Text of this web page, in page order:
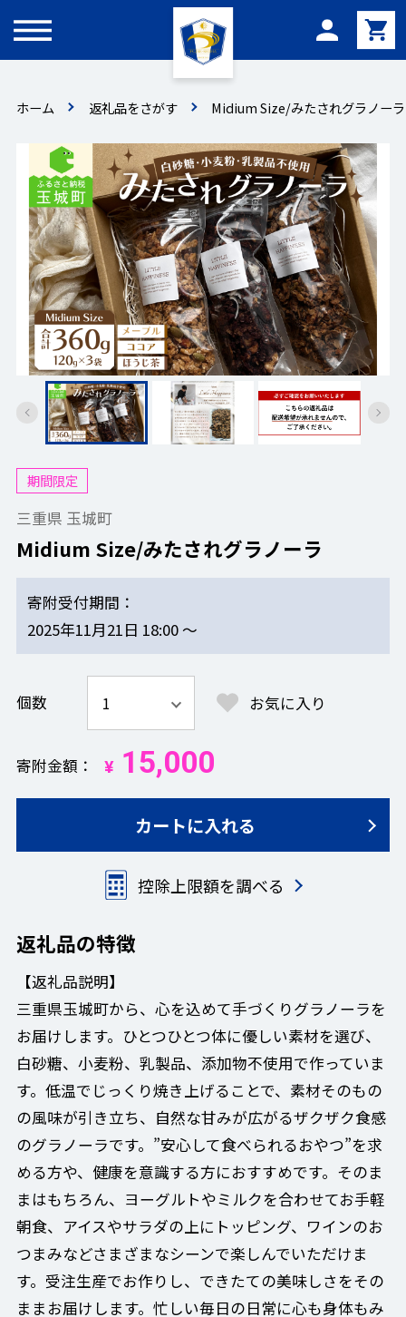
メニュー
ホーム 返礼品をさがす Midium Size/みたされグラノーラ
期間限定
三重県 玉城町
Midium Size/みたされグラノーラ
寄附受付期間
2025年11月21日 18:00 ～
個数 お気に入り
寄附金額 ¥15,000
カートに入れる
控除上限額を調べる
返礼品の特徴
【返礼品説明】
三重県玉城町から、心を込めて手づくりグラノーラを
お届けします。ひとつひとつ体に優しい素材を選び、
白砂糖、小麦粉、乳製品、添加物不使用で作っていま
す。低温でじっくり焼き上げることで、素材そのもの
の風味が引き立ち、自然な甘みが広がるザクザク食感
のグラノーラです。”安心して食べられるおやつ”を求
める方や、健康を意識する方におすすめです。そのま
まはもちろん、ヨーグルトやミルクを合わせてお手軽
朝食、アイスやサラダの上にトッピング、ワインのお
つまみなどさまざまなシーンで楽しんでいただけま
す。受注生産でお作りし、できたての美味しさをその
ままお届けします。忙しい毎日の日常に心も身体もみ